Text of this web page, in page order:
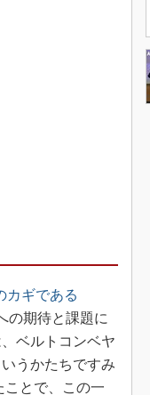
カギである
の期待と課題に
ベルトコンベヤ
うかたちですみ
とで、この一